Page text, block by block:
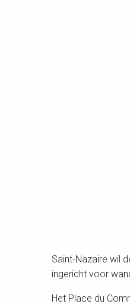
Saint-Nazaire wil
ingericht voor
Het Place du